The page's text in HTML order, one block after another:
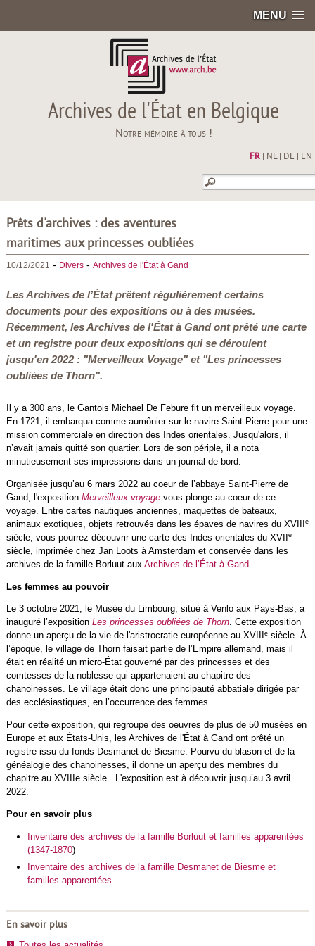
MENU
Archives de l'État en Belgique
Notre mémoire à tous !
FR| NL| DE EN
Prêts d'archives : des aventures
maritimes aux princesses oubliées
10/12/2021 - Divers- Archives de l'État à Gand
Les Archives de l’État prêtent régulièrement certains
documents pour des expositions ou à des musées.
Récemment, les Archives de l'État à Gand ont prêté une carte
et un registre pour deux expositions qui se déroulent
jusqu'en 2022 : "Merveilleux Voyage" et "Les princesses
oubliées de Thorn".
Il y a 300 ans, le Gantois Michael De Febure fit un merveilleux voyage.
En 1721, il embarqua comme aumônier sur le navire Saint-Pierre pour une
mission commerciale en direction des Indes orientales. Jusqu'alors, il
n’avait jamais quitté son quartier. Lors de son périple, il a nota
minutieusement ses impressions dans un journal de bord.
Organisée jusqu’au 6 mars 2022 au coeur de l’abbaye Saint-Pierre de
Gand, l'exposition Merveilleux voyagevous plonge au coeur de ce
voyage. Entre cartes nautiques anciennes, maquettes de bateaux,
animaux exotiques, objets retrouvés dans les épaves de navires du XVIII
e
siècle, vous pourrez découvrir une carte des Indes orientales du XVII e
siècle, imprimée chez Jan Loots à Amsterdam et conservée dans les
archives de la famille Borluut aux Archives de l’État à Gand
Les femmes au pouvoir
Le 3 octobre 2021, le Musée du Limbourg, situé à Venlo aux Pays-Bas, a
inauguré l’exposition Les princesses oubliées de Thorn. Cette exposition
donne un aperçu de la vie de l'aristrocratie européenne au XVIII
esiècle. À
l’époque, le village de Thorn faisait partie de l’Empire allemand, mais il
était en réalité un micro-État gouverné par des princesses et des
comtesses de la noblesse qui appartenaient au chapitre des
chanoinesses. Le village était donc une principauté abbatiale dirigée par
des ecclésiastiques, en l’occurrence des femmes.
Pour cette exposition, qui regroupe des oeuvres de plus de 50 musées en
Europe et aux États-Unis, les Archives de l'État à Gand ont prêté un
registre issu du fonds Desmanet de Biesme. Pourvu du blason et de la
généalogie des chanoinesses, il donne un aperçu des membres du
chapitre au XVIIIe siècle. L'exposition est à découvrir jusqu’au 3 avril
2022.
Pour en savoir plus
Inventaire des archives de la famille Borluut et familles apparentées
(1347-1870)
Inventaire des archives de la famille Desmanet de Biesme et
familles apparentées
En savoir plus